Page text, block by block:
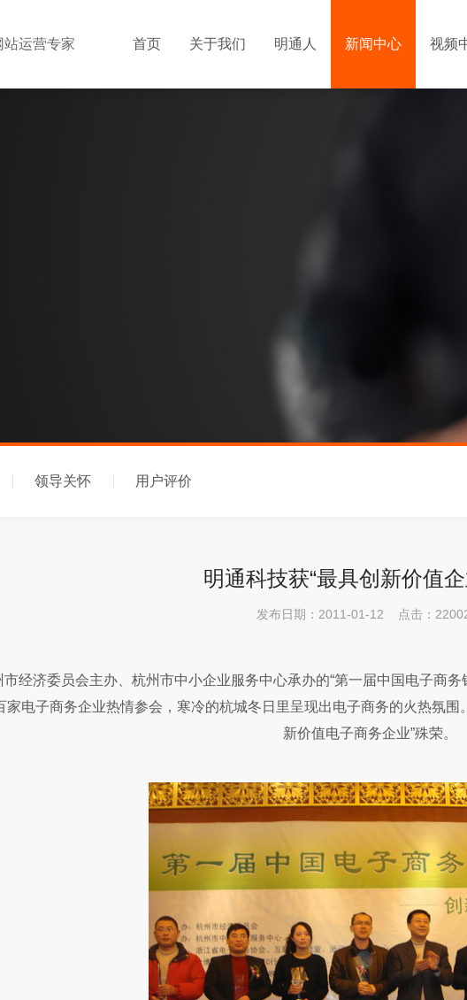
站运营专家
首页 关于我们 明通人 新闻中心 视频
领导关怀 用户评价
明通科技获“最具创新价值
发布日期：2011-01-12 点击：
济委员会主办、杭州市中小企业服务中心承办的“第一届中国电子商务
电子商务企业热情参会，寒冷的杭城冬日里呈现出电子商务的火热氛
新价值电子商务企业”殊荣。